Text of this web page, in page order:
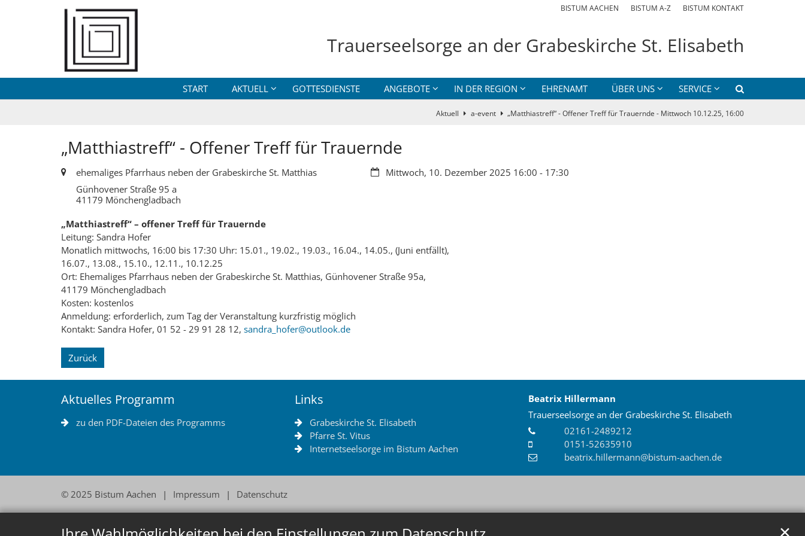
✕
Zum Inhalt springen BISTUM AACHEN BISTUM A-Z BISTUM KONTAKT
Trauerseelsorge an der Grabeskirche St. Elisabeth
START AKTUELL GOTTESDIENSTE ANGEBOTE IN DER REGION EHRENAMT ÜBER UNS SERVICE
Aktuell a-event „Matthiastreff“ - Offener Treff für Trauernde - Mittwoch 10.12.25, 16:00
„Matthiastreff“ - Offener Treff für Trauernde
Datum:Mittwoch, 10. Dezember 2025 16:00 - 17:30
Ort:ehemaliges Pfarrhaus neben der Grabeskirche St. Matthias
Günhovener Straße 95 a
41179 Mönchengladbach
„Matthiastreff“ – offener Treff für Trauernde
Leitung: Sandra Hofer
Monatlich mittwochs, 16:00 bis 17:30 Uhr: 15.01., 19.02., 19.03., 16.04., 14.05., (Juni entfällt),
16.07., 13.08., 15.10., 12.11., 10.12.25
Ort: Ehemaliges Pfarrhaus neben der Grabeskirche St. Matthias, Günhovener Straße 95a,
41179 Mönchengladbach
Kosten: kostenlos
Anmeldung: erforderlich, zum Tag der Veranstaltung kurzfristig möglich
Kontakt: Sandra Hofer, 01 52 - 29 91 28 12, sandra_hofer@outlook.de
Zurück
Aktuelles Programm
zu den PDF-Dateien des Programms
Links
Grabeskirche St. Elisabeth
Pfarre St. Vitus
Internetseelsorge im Bistum Aachen
Beatrix Hillermann
Trauerseelsorge an der Grabeskirche St. Elisabeth
02161-2489212
0151-52635910
beatrix.hillermann@bistum-aachen.de
© 2025 Bistum Aachen Impressum Datenschutz